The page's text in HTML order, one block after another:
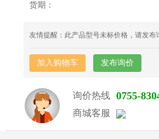
货期：
友情提醒：此产品型号未标价格，请发布
加入购物车 发布询价
询价热线 0755-
商城客服